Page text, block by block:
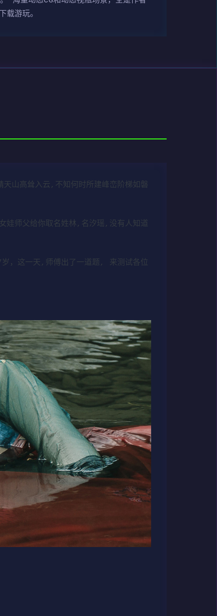
载游玩。
山高耸入云,不知何时所建峰峦阶梯如磐
娃师父给你取名姓林,名汐瑶,没有人知道
岁，这一天,师傅出了一道题, 来测试各位